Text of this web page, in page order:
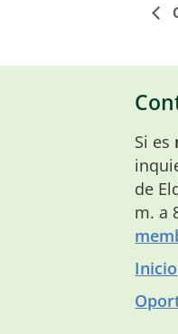
Si es
de
m. a
Inicio